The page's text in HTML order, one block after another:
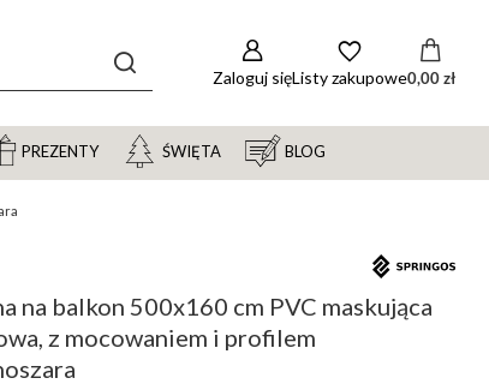
Zaloguj sięListy zakupowe0,00 zł
PREZENTY ŚWIĘTA BLOG
na balkon 500x160 cm PVC maskująca
z mocowaniem i profilem